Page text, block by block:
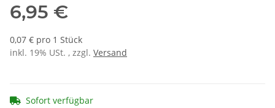
6,95 €
0,07 € pro 1 Stück
inkl. 19% USt. , zzgl. Versand
Sofort verfügbar